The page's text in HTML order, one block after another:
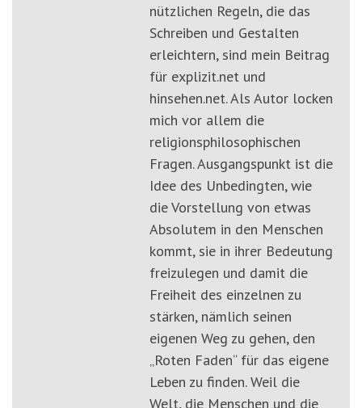
nützlichen Regeln, die das
Schreiben und Gestalten
erleichtern, sind mein Beitrag
für explizit.net und
hinsehen.net. Als Autor locken
mich vor allem die
religionsphilosophischen
Fragen. Ausgangspunkt ist die
Idee des Unbedingten, wie
die Vorstellung von etwas
Absolutem in den Menschen
kommt, sie in ihrer Bedeutung
freizulegen und damit die
Freiheit des einzelnen zu
stärken, nämlich seinen
eigenen Weg zu gehen, den
„Roten Faden“ für das eigene
Leben zu finden. Weil die
Welt, die Menschen und die